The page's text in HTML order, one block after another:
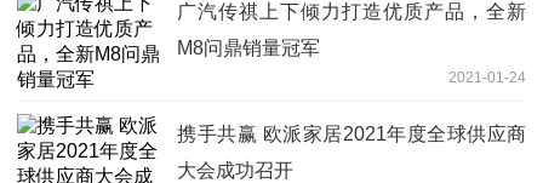
广汽传祺上下倾力打造优质产品，全新
M8问鼎销量冠军
2021-01-24
携手共赢 欧派家居2021年度全球供应商
大会成功召开